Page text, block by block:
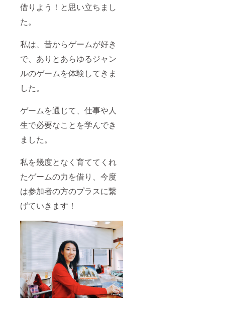
借りよう！と思い立ちまし
た。
私は、昔からゲームが好き
で、ありとあらゆるジャン
ルのゲームを体験してきま
した。
ゲームを通じて、仕事や人
生で必要なことを学んでき
ました。
私を幾度となく育ててくれ
たゲームの力を借り、今度
は参加者の方のプラスに繋
げていきます！